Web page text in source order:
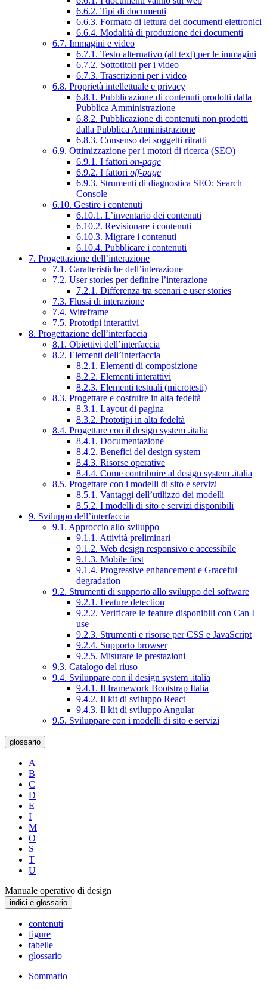
6.6.2. Tipi di documenti
6.6.3. Formato di lettura dei documenti elettronici
6.6.4. Modalità di produzione dei documenti
6.7. Immagini e video
6.7.1. Testo alternativo (alt text) per le immagini
6.7.2. Sottotitoli per i video
6.7.3. Trascrizioni per i video
6.8. Proprietà intellettuale e privacy
6.8.1. Pubblicazione di contenuti prodotti dalla
Pubblica Amministrazione
6.8.2. Pubblicazione di contenuti non prodotti
dalla Pubblica Amministrazione
6.8.3. Consenso dei soggetti ritratti
6.9. Ottimizzazione per i motori di ricerca (SEO)
6.9.1. I fattori on-page
6.9.2. I fattori off-page
6.9.3. Strumenti di diagnostica SEO: Search
Console
6.10. Gestire i contenuti
6.10.1. L’inventario dei contenuti
6.10.2. Revisionare i contenuti
6.10.3. Migrare i contenuti
6.10.4. Pubblicare i contenuti
7. Progettazione dell’interazione
7.1. Caratteristiche dell’interazione
7.2. User stories per definire l’interazione
7.2.1. Differenza tra scenari e user stories
7.3. Flussi di interazione
7.4. Wireframe
7.5. Prototipi interattivi
8. Progettazione dell’interfaccia
8.1. Obiettivi dell’interfaccia
8.2. Elementi dell’interfaccia
8.2.1. Elementi di composizione
8.2.2. Elementi interattivi
8.2.3. Elementi testuali (microtesti)
8.3. Progettare e costruire in alta fedeltà
8.3.1. Layout di pagina
8.3.2. Prototipi in alta fedeltà
8.4. Progettare con il design system .italia
8.4.1. Documentazione
8.4.2. Benefici del design system
8.4.3. Risorse operative
8.4.4. Come contribuire al design system .italia
8.5. Progettare con i modelli di sito e servizi
8.5.1. Vantaggi dell’utilizzo dei modelli
8.5.2. I modelli di sito e servizi disponibili
9. Sviluppo dell’interfaccia
9.1. Approccio allo sviluppo
9.1.1. Attività preliminari
9.1.2. Web design responsivo e accessibile
9.1.3. Mobile first
9.1.4. Progressive enhancement e Graceful
degradation
9.2. Strumenti di supporto allo sviluppo del software
9.2.1. Feature detection
9.2.2. Verificare le feature disponibili con Can I
use
9.2.3. Strumenti e risorse per CSS e JavaScript
9.2.4. Supporto browser
9.2.5. Misurare le prestazioni
9.3. Catalogo del riuso
9.4. Sviluppare con il design system .italia
9.4.1. Il framework Bootstrap Italia
9.4.2. Il kit di sviluppo React
9.4.3. Il kit di sviluppo Angular
9.5. Sviluppare con i modelli di sito e servizi
glossario
A
B
C
D
E
I
M
O
S
T
U
Manuale operativo di design
indici e glossario
contenuti
figure
tabelle
glossario
Sommario